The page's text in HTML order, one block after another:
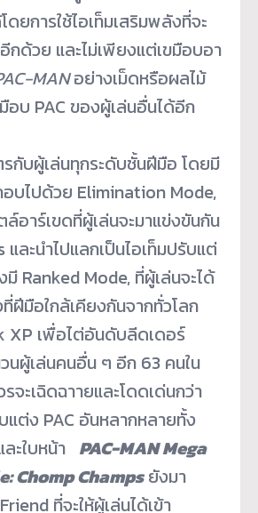
ดยการใช้ไอเท็มเสริมพลังที่จะ
กด้วย และไม่เพียงแต่เขมือบอา
MANอย่างเม็ดหรือผลไม้
อบ PAC ของผู้เล่นอื่นได้อีก
รกับผู้เล่นทุกระดับชั้นฝีมือ โดยมี
อบไปด้วย Elimination Mode,
ล์อาร์เขดที่ผู้เล่นจะมาแข่งขันกัน
ละนำไปแลกเป็นไอเท็มปรับแต่
Ranked Mode, ที่ผู้เล่นจะได้
ฝีมือใกล้เคียงกันจากทั่วโลก
XP เพื่อไต่อันดับลีดเดอร์
นผู้เล่นคนอื่น ๆ อีก 63 คนใน
ะเฉิดฉาายและโดดเด่นกว่า
แต่ง PAC อันหลากหลายทั้ง
ะใบหน้า PAC-MAN Mega
Chomp Champsยังมา
ที่จะให้ผู้เล่นได้เข้า